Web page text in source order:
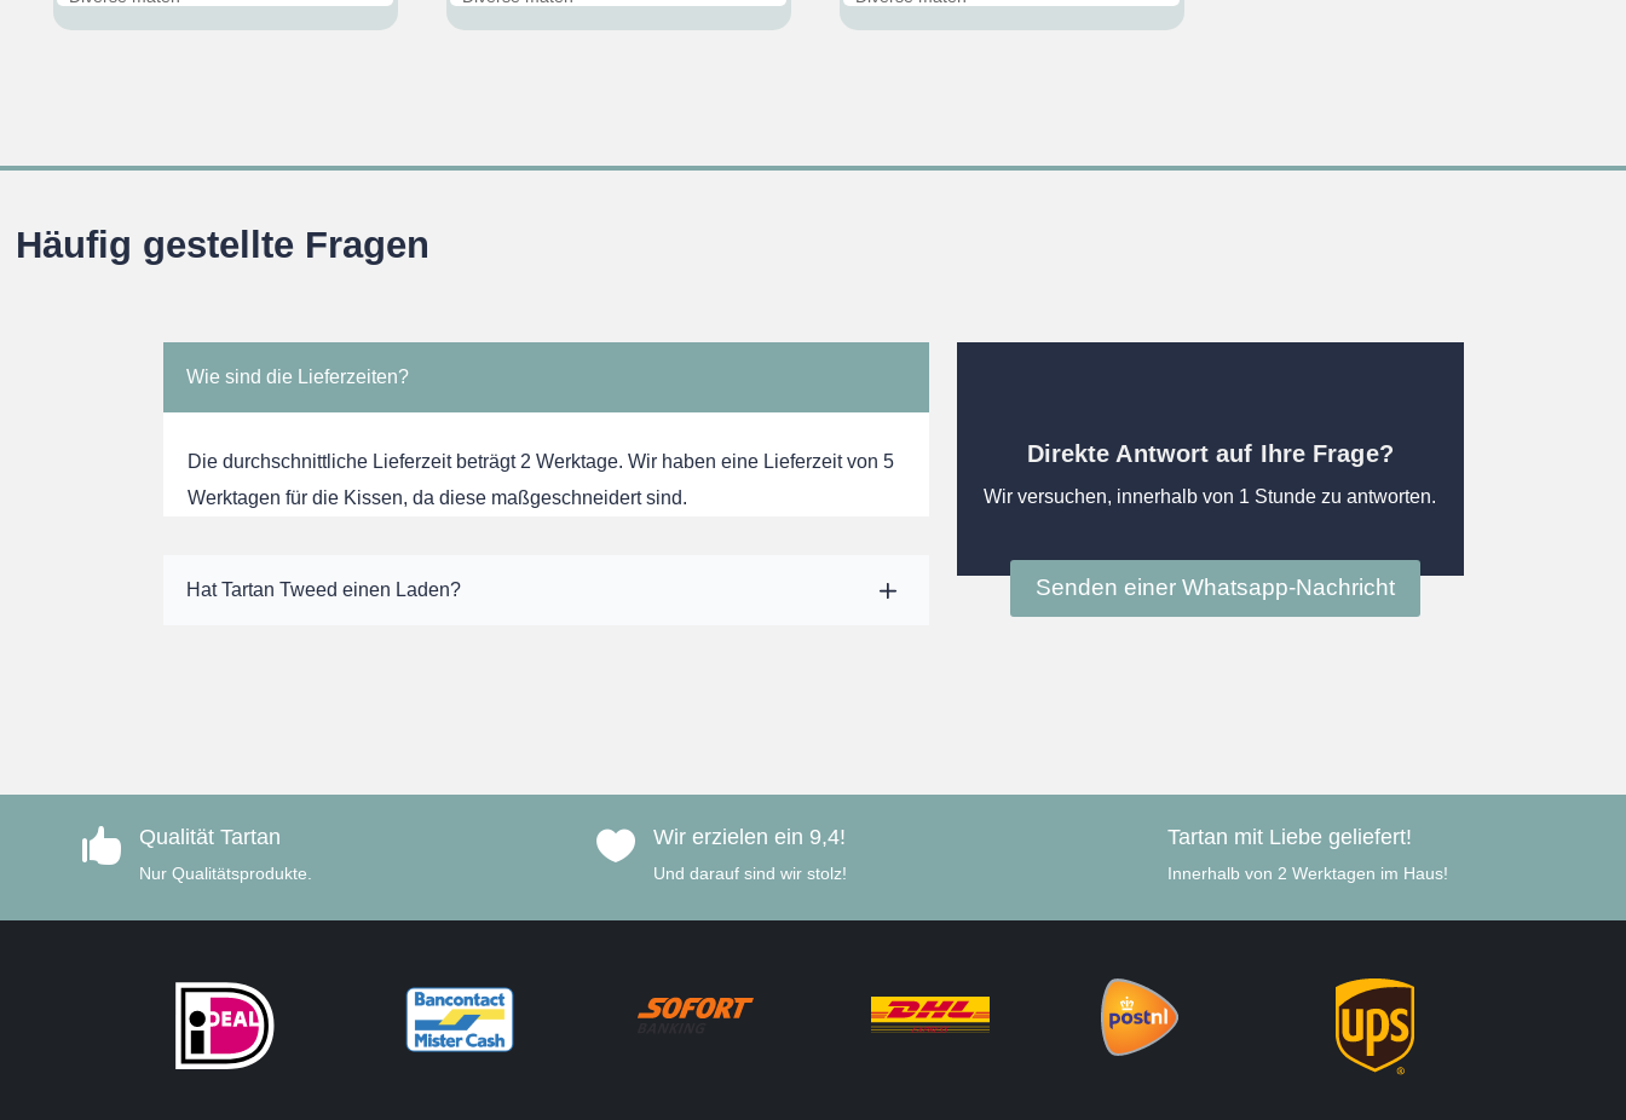
€32,95€29,95.
€32,95€29,95.
€32,95€29,95.
Häufig gestellte Fragen
Wie sind die Lieferzeiten?
Die durchschnittliche Lieferzeit beträgt 2 Werktage. Wir haben eine Lieferzeit von 5
Werktagen für die Kissen, da diese maßgeschneidert sind.
Hat Tartan Tweed einen Laden?
Direkte Antwort auf Ihre Frage?
Wir versuchen, innerhalb von 1 Stunde zu antworten.
Senden einer Whatsapp-Nachricht
 Qualität Tartan
Nur Qualitätsprodukte.
 Wir erzielen ein 9,4!
Und darauf sind wir stolz!
Tartan mit Liebe geliefert!
Innerhalb von 2 Werktagen im Haus!